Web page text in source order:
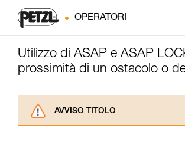
OPERATORI
Utilizzo di ASAP e ASAP
prossimità di un ostacolo o
AVVISO TITOLO